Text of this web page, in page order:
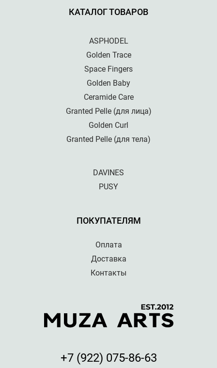
КАТАЛОГ ТОВАРОВ
ASPHODEL
Golden Trace
Space Fingers
Golden Baby
Ceramide Care
Granted Pelle (для лица)
Golden Curl
Granted Pelle (для тела)
DAVINES
PUSY
ПОКУПАТЕЛЯМ
Оплата
Доставка
Контакты
+7 (922) 075-86-63